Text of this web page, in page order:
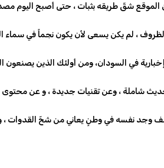
الموقع شقّ طريقه بثبات ، حتى أصبح اليوم
، لم يكن يسعى لأن يكون نجماً في سماء
في السودان، ومن أولئك الذين
شاملة ، وعن تقنيات جديدة ، و عن محتوى
نفسه في وطنٍ يعاني من شحّ القدوات ،